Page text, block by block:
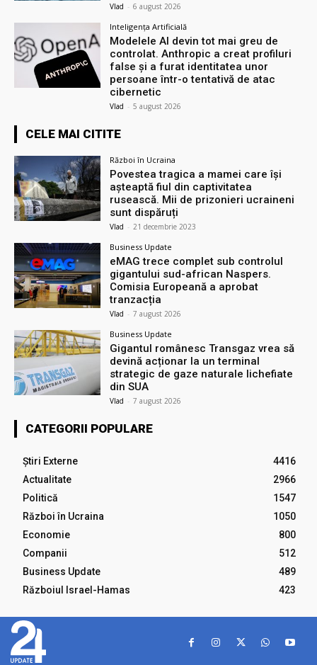
Vlad - 6 august 2026
Inteligența Artificială
Modelele AI devin tot mai greu de
controlat. Anthropic a creat profiluri
false și a furat identitatea unor
persoane într-o tentativă de atac
cibernetic
Vlad - 5 august 2026
CELE MAI CITITE
Război în Ucraina
Povestea tragica a mamei care își
așteaptă fiul din captivitatea
rusească. Mii de prizonieri ucraineni
sunt dispăruți
Vlad - 21 decembrie 2023
Business Update
eMAG trece complet sub controlul
gigantului sud-african Naspers.
Comisia Europeană a aprobat
tranzacția
Vlad - 7 august 2026
Business Update
Gigantul românesc Transgaz vrea să
devină acționar la un terminal
strategic de gaze naturale lichefiate
din SUA
Vlad - 7 august 2026
CATEGORII POPULARE
Știri Externe
4416
Actualitate
2966
Politică
1547
Război în Ucraina
1050
Economie
800
Companii
512
Business Update
489
Războiul Israel-Hamas
423